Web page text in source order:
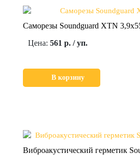
Саморезы Soundguard XTN
Цена: 561 р. / уп.
В корзину
Виброакустический герметик